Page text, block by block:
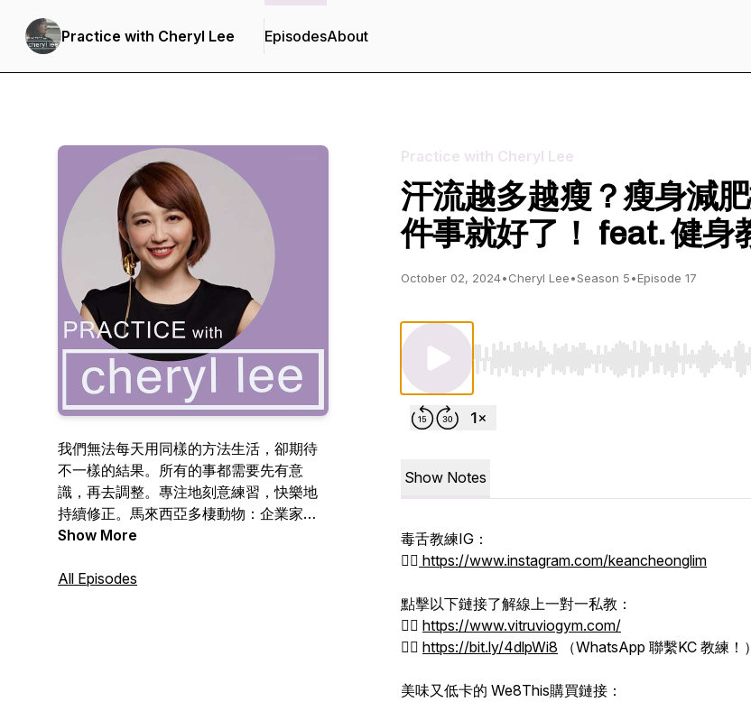
Practice with Cheryl Lee EpisodesAbout
我們無法每天用同樣的方法生活，卻期待
不一樣的結果。所有的事都需要先有意
識，再去調整。專注地刻意練習，快樂地
持續修正。馬來西亞多棲動物：企業家、
作者、電視電台主持人、節目製作人及其
https://cheryllee.my/ YouTube：
Show More
All Episodes
Practice with Cheryl Lee
汗流越多越瘦？瘦身減
件事就好了！ feat. 健身
October 02, 2024•Cheryl Lee•Season 5•Episode 17
Use Left/Right to seek, Home/End to
Show Notes
毒舌教練IG：
👉🏻 https://www.instagram.com/keancheonglim
點擊以下鏈接了解線上一對一私教：
👉🏻 https://www.vitruviogym.com/
👉🏻 https://bit.ly/4dlpWi8 （WhatsApp 聯繫KC 教練！）
美味又低卡的 We8This購買鏈接：